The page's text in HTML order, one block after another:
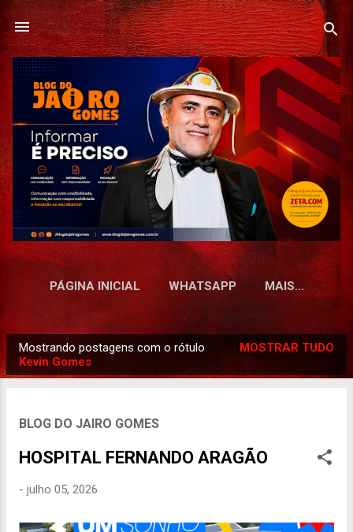
Pular para o conteúdo principal
PÁGINA INICIAL WHATSAPP MAIS…
o
Mostrando postagens com o rótulo
Kevin Gomes
MOSTRAR TUDO
BLOG DO JAIRO GOMES
HOSPITAL FERNANDO ARAGÃO
- julho 05, 2026